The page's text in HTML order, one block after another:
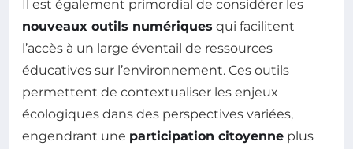
Il est également primordial de considérer les
nouveaux outils numériques qui facilitent
l’accès à un large éventail de ressources
éducatives sur l’environnement. Ces outils
permettent de contextualiser les enjeux
écologiques dans des perspectives variées,
engendrant une participation citoyenne plus